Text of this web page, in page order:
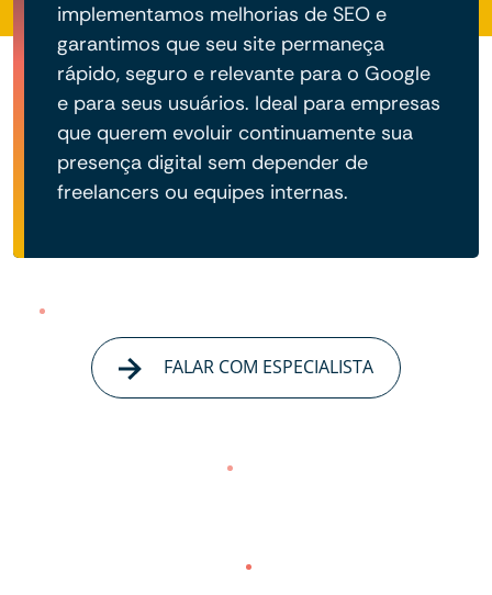
implementamos melhorias de SEO e
garantimos que seu site permaneça
rápido, seguro e relevante para o Google
e para seus usuários. Ideal para empresas
que querem evoluir continuamente sua
presença digital sem depender de
freelancers ou equipes internas.
FALAR COM ESPECIALISTA